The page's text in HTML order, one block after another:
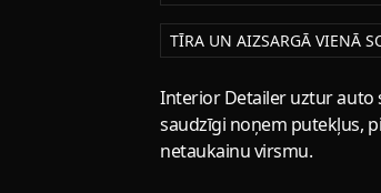
TĪRA UN AIZSARGĀ VIENĀ
Interior Detailer uztur auto
saudzīgi noņem putekļus,
netaukainu virsmu.